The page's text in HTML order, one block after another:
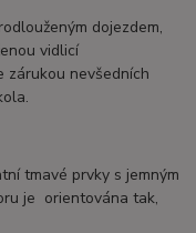
dojezdem,
vidlicí
zárukou nevšedních
tmavé prvky s jemným
je orientována tak,